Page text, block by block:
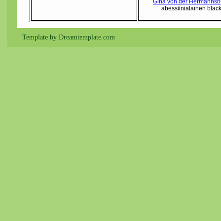
Gina von der
abessiinialainen black
Template by Dreamtemplate.com